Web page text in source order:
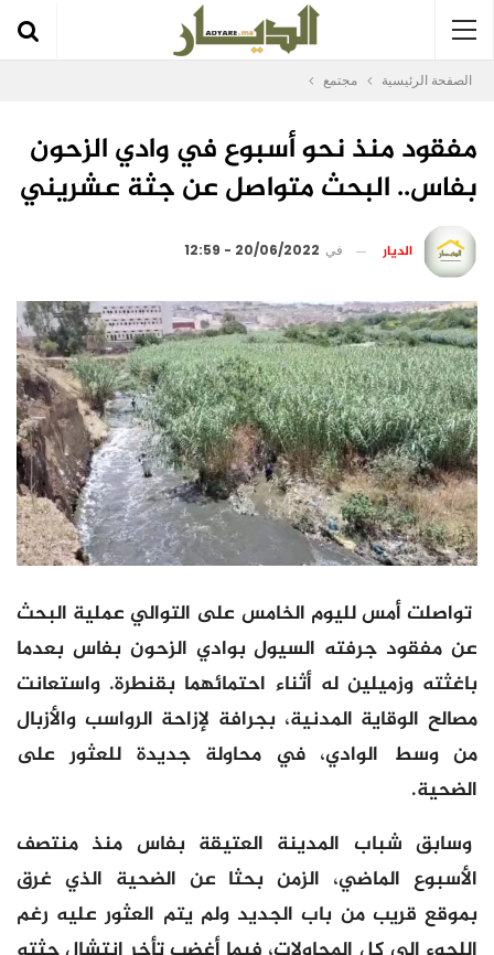
الصفحة الرئيسية مجتمع
مفقود منذ نحو أسبوع في وادي الزحون
بفاس.. البحث متواصل عن جثة عشريني
الديار في 20/06/2022 - 12:59
تواصلت أمس لليوم الخامس على التوالي عملية البحث
عن مفقود جرفته السيول بوادي الزحون بفاس بعدما
باغثته وزميلين له أثناء احتمائهما بقنطرة. واستعانت
مصالح الوقاية المدنية، بجرافة لإزاحة الرواسب والأزبال
من وسط الوادي، في محاولة جديدة للعثور على
الضحية.
وسابق شباب المدينة العتيقة بفاس منذ منتصف
الأسبوع الماضي، الزمن بحثا عن الضحية الذي غرق
بموقع قريب من باب الجديد ولم يتم العثور عليه رغم